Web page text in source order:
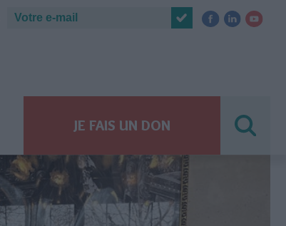
JE FAIS UN DON